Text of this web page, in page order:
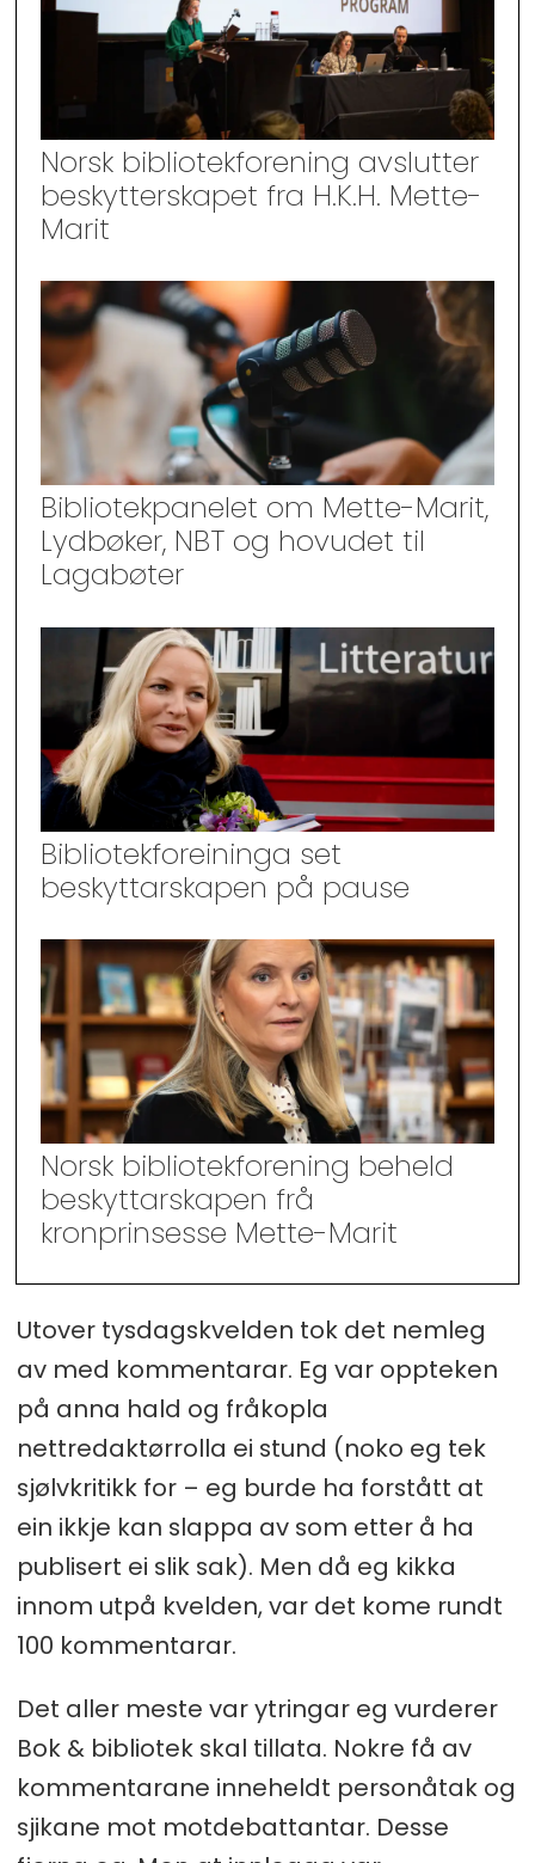
Norsk bibliotekforening avslutter
beskytterskapet fra H.K.H. Mette-
Marit
Bibliotekpanelet om Mette-Marit,
Lydbøker, NBT og hovudet til
Lagabøter
Bibliotekforeininga set
beskyttarskapen på pause
Norsk bibliotekforening beheld
beskyttarskapen frå
kronprinsesse Mette-Marit
Utover tysdagskvelden tok det nemleg
av med kommentarar. Eg var oppteken
på anna hald og fråkopla
nettredaktørrolla ei stund (noko eg tek
sjølvkritikk for – eg burde ha forstått at
ein ikkje kan slappa av som etter å ha
publisert ei slik sak). Men då eg kikka
innom utpå kvelden, var det kome rundt
100 kommentarar.
Det aller meste var ytringar eg vurderer
Bok & bibliotek skal tillata. Nokre få av
kommentarane inneheldt personåtak og
sjikane mot motdebattantar. Desse